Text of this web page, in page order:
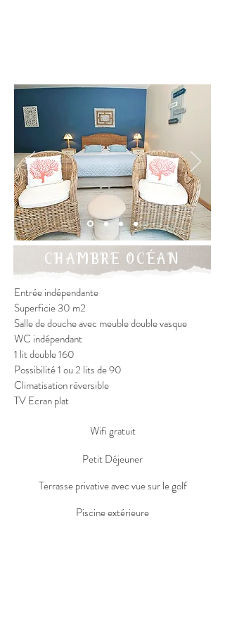
CHAMBRE OCÉAN
Entrée indépendante
Superficie 30 m2
Salle de douche avec meuble double vasque
WC indépendant
1 lit double 160
Possibilité 1 ou 2 lits de 90
Climatisation réversible
TV Ecran plat
Wifi gratuit
Petit Déjeuner
Terrasse privative avec vue sur le golf
Piscine extérieure